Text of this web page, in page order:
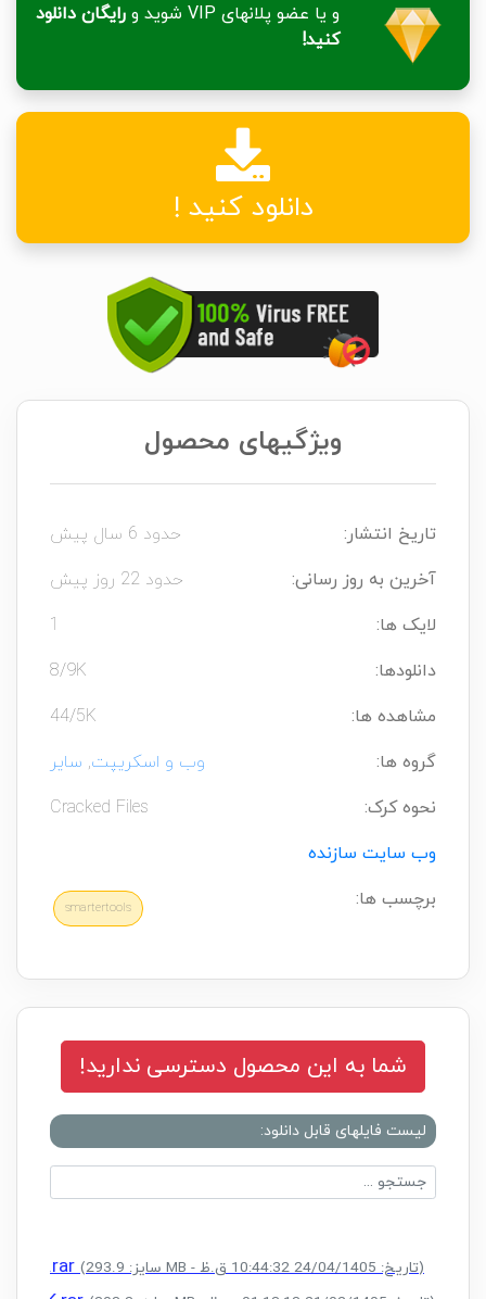
و یا عضو پلانهای VIP شوید و
رایگان دانلود
کنید!
دانلود کنید !
ویژگیهای محصول
تاریخ انتشار:
حدود 6 سال پیش
آخرین به روز رسانی:
حدود 22 روز پیش
لایک ها:
1
دانلودها:
8/9K
مشاهده ها:
44/5K
گروه ها:
وب و اسکریپت, سایر
نحوه کرک:
Cracked Files
وب سایت سازنده
برچسب ها:
smartertools
شما به این محصول دسترسی ندارید!
لیست فایلهای قابل دانلود:
(سایز: 293.9 MB - تاریخ: 24/04/1405 10:44:32 ق.ظ)